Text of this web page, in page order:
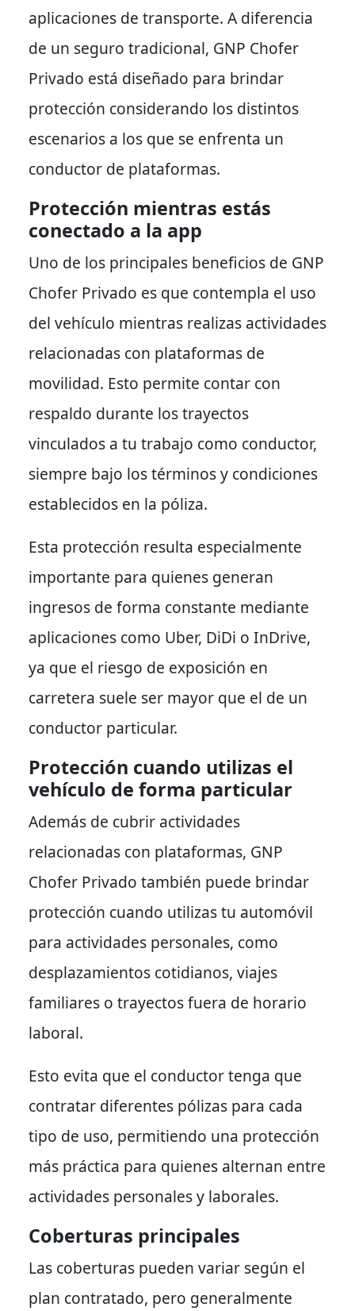
aplicaciones de transporte. A diferencia
de un seguro tradicional, GNP Chofer
Privado está diseñado para brindar
protección considerando los distintos
escenarios a los que se enfrenta un
conductor de plataformas.
Protección mientras estás
conectado a la app
Uno de los principales beneficios de GNP
Chofer Privado es que contempla el uso
del vehículo mientras realizas actividades
relacionadas con plataformas de
movilidad. Esto permite contar con
respaldo durante los trayectos
vinculados a tu trabajo como conductor,
siempre bajo los términos y condiciones
establecidos en la póliza.
Esta protección resulta especialmente
importante para quienes generan
ingresos de forma constante mediante
aplicaciones como Uber, DiDi o InDrive,
ya que el riesgo de exposición en
carretera suele ser mayor que el de un
conductor particular.
Protección cuando utilizas el
vehículo de forma particular
Además de cubrir actividades
relacionadas con plataformas, GNP
Chofer Privado también puede brindar
protección cuando utilizas tu automóvil
para actividades personales, como
desplazamientos cotidianos, viajes
familiares o trayectos fuera de horario
laboral.
Esto evita que el conductor tenga que
contratar diferentes pólizas para cada
tipo de uso, permitiendo una protección
más práctica para quienes alternan entre
actividades personales y laborales.
Coberturas principales
Las coberturas pueden variar según el
plan contratado, pero generalmente